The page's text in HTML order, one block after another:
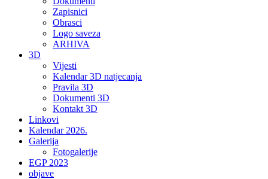
Zapisnici
Obrasci
Logo saveza
ARHIVA
3D
Vijesti
Kalendar 3D natjecanja
Pravila 3D
Dokumenti 3D
Kontakt 3D
Linkovi
Kalendar 2026.
Galerija
Fotogalerije
EGP 2023
objave